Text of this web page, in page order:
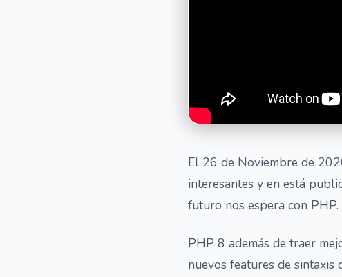
El 26 de Noviembre de
interesantes y en está
futuro nos espera con PHP.
PHP 8 además de traer
nuevos features de sintaxis